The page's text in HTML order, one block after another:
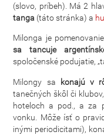
(slovo, príbeh). Má 2
tanga (táto stránka) a
Milonga je
sa tancuje
spoločenské podujatie,
Milongy sa konajú v
tanečných škôl či
hoteloch a pod., a za
vonku. Môže ísť o
inými periodicitami),